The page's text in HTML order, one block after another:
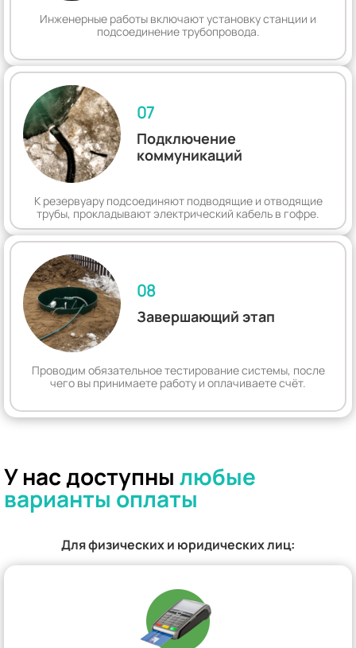
Инженерные работы включают установку станции и
подсоединение трубопровода.
07
Подключение
коммуникаций
К резервуару подсоединяют подводящие и отводящие
трубы, прокладывают электрический кабель в гофре.
08
Завершающий этап
Проводим обязательное тестирование системы, после
чего вы принимаете работу и оплачиваете счёт.
У нас доступны любые
варианты оплаты
Для физических и юридических лиц: